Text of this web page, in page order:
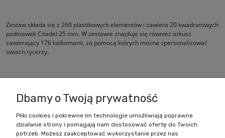
Zestaw składa się z 260 plastikowych elementów i zawiera 20 kwadratowych
podstawek Citadel 25 mm. W zestawie znajduje się również arkusz
zawierający 176 kalkomanii, za pomocą których można spersonalizować
swoich rycerzy.
Zakupy
Dbamy o Twoją prywatność
Pliki cookies i pokrewne im technologie umożliwiają poprawne
działanie strony i pomagają nam dostosować ofertę do Twoich
potrzeb. Możesz zaakceptować wykorzystanie przez nas